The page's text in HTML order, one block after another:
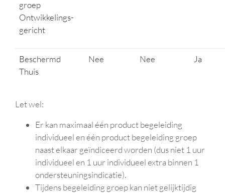
groep
Ontwikkelings-
gericht
Beschermd
Thuis
Nee Nee Ja
Let wel:
Er kan maximaal één product begeleiding
individueel en één product begeleiding groep
naast elkaar geïndiceerd worden (dus niet 1 uur
individueel en 1 uur individueel extra binnen 1
ondersteuningsindicatie).
Tijdens begeleiding groep kan niet gelijktijdig